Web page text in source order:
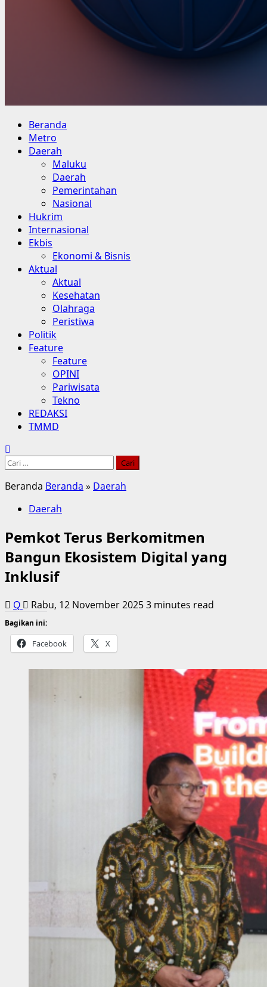
Primary
Menu
Beranda
Metro
Daerah
Maluku
Daerah
Pemerintahan
Nasional
Hukrim
Internasional
Ekbis
Ekonomi & Bisnis
Aktual
Aktual
Kesehatan
Olahraga
Peristiwa
Politik
Feature
Feature
OPINI
Pariwisata
Tekno
REDAKSI
TMMD
Cari
Beranda Beranda » Daerah
Daerah
Pemkot Terus Berkomitmen
Bangun Ekosistem Digital yang
Inklusif
Q Rabu, 12 November 20253 minutes read
Bagikan ini:
Facebook X